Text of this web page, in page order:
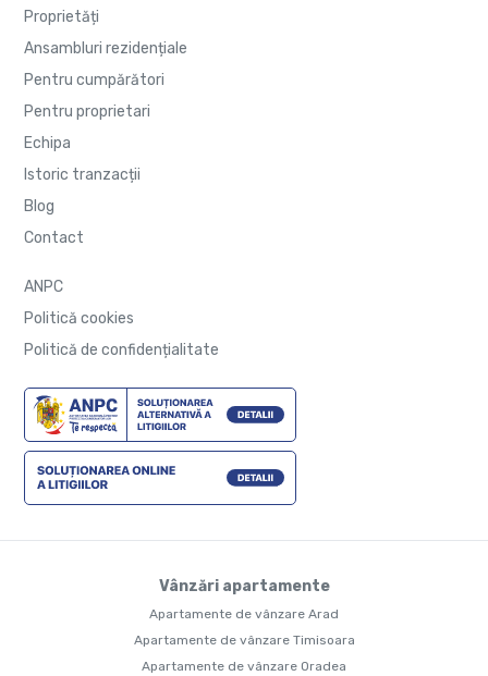
Proprietăți
Ansambluri rezidențiale
Pentru cumpărători
Pentru proprietari
Echipa
Istoric tranzacții
Blog
Contact
ANPC
Politică cookies
Politică de confidențialitate
Vânzări apartamente
Apartamente de vânzare Arad
Apartamente de vânzare Timisoara
Apartamente de vânzare Oradea